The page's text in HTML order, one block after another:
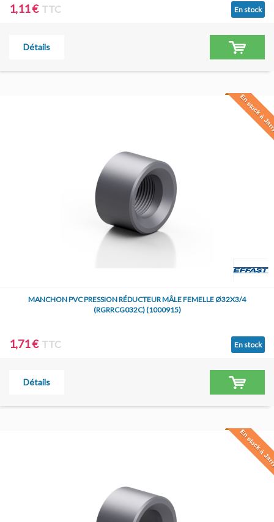
1,11 € TTC En stock
Détails
En stock à
MANCHON PVC PRESSION RÉDUCTEUR MÂLE FEMELLE Ø32X3/4
(RGRRCG032C) (1000915)
1,71 € TTC En stock
Détails
En stock à